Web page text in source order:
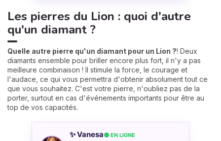
Les pierres du Lion : quoi d'autre
qu'un diamant ?
Quelle autre pierre qu'un diamant pour un Lion ?! Deux
diamants ensemble pour briller encore plus fort, il n'y a pas
meilleure combinaison ! Il stimule la force, le courage et
l'audace, ce qui vous permettra d'obtenir absolument tout ce
que vous souhaitez. C'est votre pierre, n'oubliez pas de la
porter, surtout en cas d'événements importants pour être au
top de vos capacités.
✨ Vanesa🟢 EN LIGNE